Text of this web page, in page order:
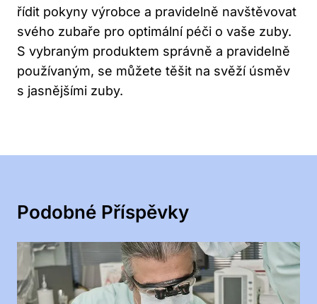
řídit pokyny výrobce a pravidelně navštěvovat
svého zubaře pro optimální péči o vaše zuby.
S vybraným produktem správně a pravidelně
používaným, se můžete těšit na svěží úsměv
s jasnějšími zuby.
Podobné Příspěvky